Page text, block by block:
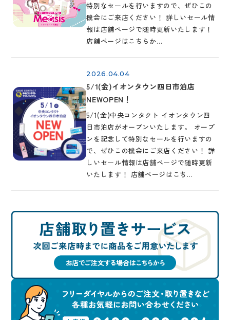
特別なセールを行いますので、ぜひこの
機会にご来店ください！ 詳しいセール情
報は店舗ページで随時更新いたします！
店舗ページはこちらか…
2026.04.04
5/1(金)イオンタウン四日市泊店
NEWOPEN！
5/1(金)中央コンタクト イオンタウン四
日市泊店がオープンいたします。 オープ
ンを記念して特別なセールを行いますの
で、ぜひこの機会にご来店ください！ 詳
しいセール情報は店舗ページで随時更新
いたします！ 店舗ページはこち…